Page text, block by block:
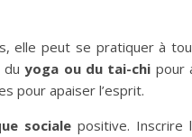
elle peut se pratiquer à
duyoga ou du tai-chi pour
pour apaiser l’esprit.
sociale positive. Inscrire